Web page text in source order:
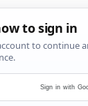
Sign in with